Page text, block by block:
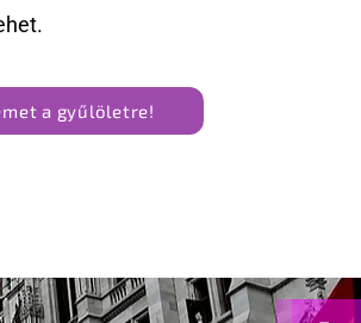
a gyűlöletre!